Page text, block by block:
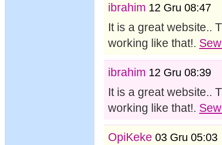
ibrahim 12 Gru 08:47
It is a great website..
working like that!.
ibrahim 12 Gru 08:39
It is a great website..
working like that!.
OpiKeke 03 Gru 05:03